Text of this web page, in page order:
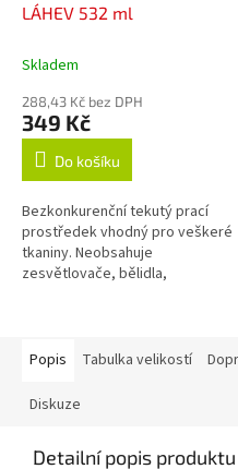
LÁHEV 532 ml
Skladem
288,43 Kč bez DPH
349 Kč
Do košíku
Bezkonkurenční tekutý prací
prostředek vhodný pro veškeré
tkaniny. Neobsahuje
zesvětlovače, bělidla,
Popis
Tabulka velikostí
Diskuze
Detailní popis produktu